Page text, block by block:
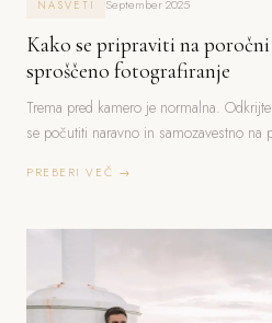
NASVETI September 2025
Kako se pripraviti na poročni
sproščeno fotografiranje
Trema pred kamero je normalna.
se počutiti naravno in samozavestno na
PREBERI VEČ →